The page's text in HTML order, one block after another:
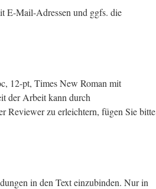
E-Mail-Adressen und ggfs. die
12-pt, Times New Roman mit
der Arbeit kann durch
Reviewer zu erleichtern, fügen Sie bitte
in den Text einzubinden. Nur in